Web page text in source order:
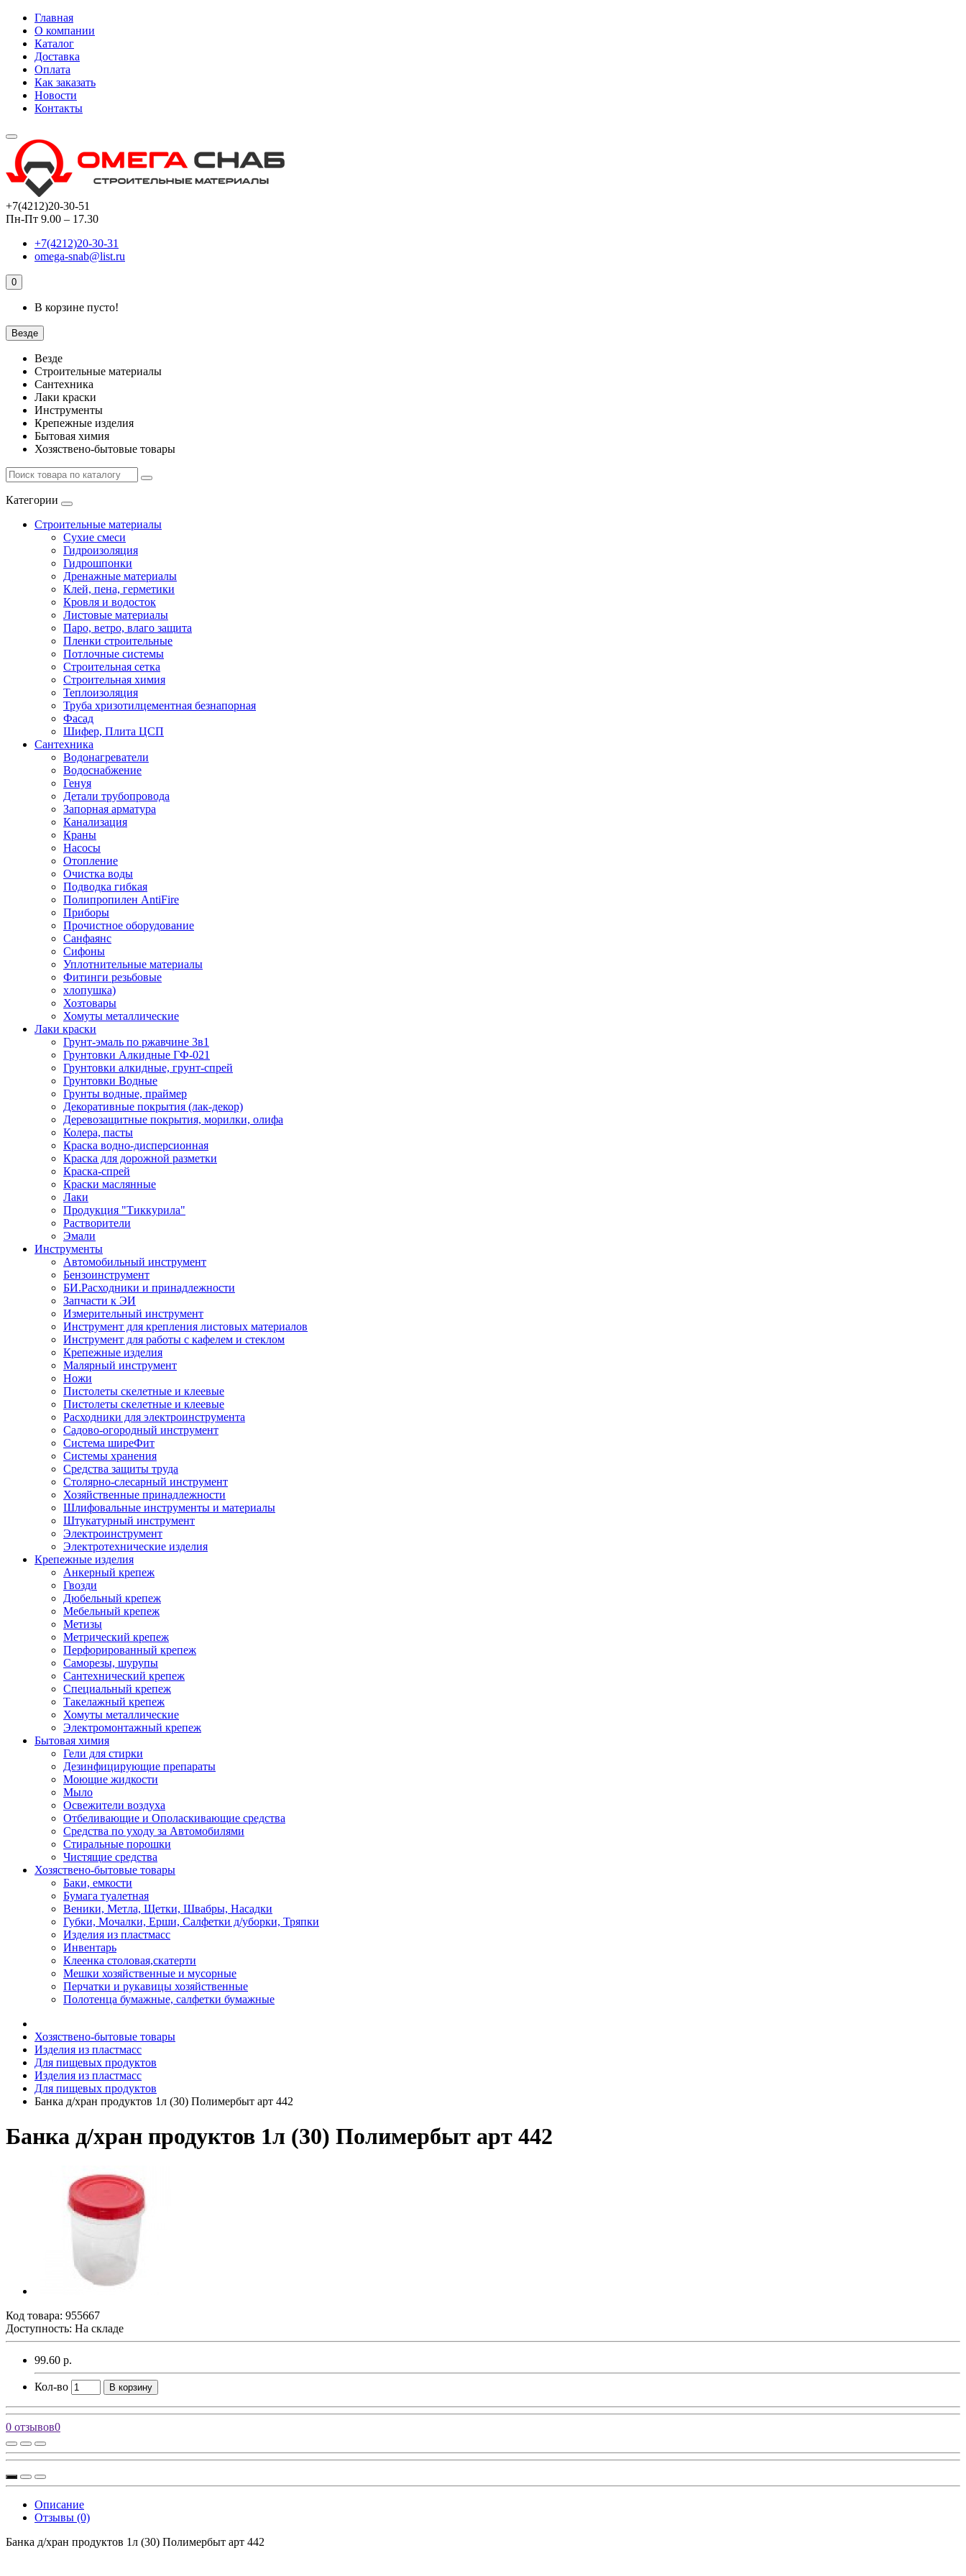
Главная
О компании
Каталог
Доставка
Оплата
Как заказать
Новости
Контакты
+7(4212)20-30-51
Пн-Пт 9.00 – 17.30
+7(4212)20-30-31
omega-snab@list.ru
0
В корзине пусто!
Везде
Везде
Строительные материалы
Сантехника
Лаки краски
Инструменты
Крепежные изделия
Бытовая химия
Хозяствено-бытовые товары
Категории
Строительные материалы
Сухие смеси
Гидроизоляция
Гидрошпонки
Дренажные материалы
Клей, пена, герметики
Кровля и водосток
Листовые материалы
Паро, ветро, влаго защита
Пленки строительные
Потлочные системы
Строительная сетка
Строительная химия
Теплоизоляция
Труба хризотилцементная безнапорная
Фасад
Шифер, Плита ЦСП
Сантехника
Водонагреватели
Водоснабжение
Генуя
Детали трубопровода
Запорная арматура
Канализация
Краны
Насосы
Отопление
Очистка воды
Подводка гибкая
Полипропилен AntiFire
Приборы
Прочистное оборудование
Санфаянс
Сифоны
Уплотнительные материалы
Фитинги резьбовые
хлопушка)
Хозтовары
Хомуты металлические
Лаки краски
Грунт-эмаль по ржавчине 3в1
Грунтовки Алкидные ГФ-021
Грунтовки алкидные, грунт-спрей
Грунтовки Водные
Грунты водные, праймер
Декоративные покрытия (лак-декор)
Деревозащитные покрытия, морилки, олифа
Колера, пасты
Краска водно-дисперсионная
Краска для дорожной разметки
Краска-спрей
Краски маслянные
Лаки
Продукция "Тиккурила"
Растворители
Эмали
Инструменты
Автомобильный инструмент
Бензоинструмент
БИ.Расходники и принадлежности
Запчасти к ЭИ
Измерительный инструмент
Инструмент для крепления листовых материалов
Инструмент для работы с кафелем и стеклом
Крепежные изделия
Малярный инструмент
Ножи
Пистолеты скелетные и клеевые
Пистолеты скелетные и клеевые
Расходники для электроинструмента
Садово-огородный инструмент
Система ширеФит
Системы хранения
Средства защиты труда
Столярно-слесарный инструмент
Хозяйственные принадлежности
Шлифовальные инструменты и материалы
Штукатурный инструмент
Электроинструмент
Электротехнические изделия
Крепежные изделия
Анкерный крепеж
Гвозди
Дюбельный крепеж
Мебельный крепеж
Метизы
Метрический крепеж
Перфорированный крепеж
Саморезы, шурупы
Сантехнический крепеж
Специальный крепеж
Такелажный крепеж
Хомуты металлические
Электромонтажный крепеж
Бытовая химия
Гели для стирки
Дезинфицирующие препараты
Моющие жидкости
Мыло
Освежители воздуха
Отбеливающие и Ополаскивающие средства
Средства по уходу за Автомобилями
Стиральные порошки
Чистящие средства
Хозяствено-бытовые товары
Баки, емкости
Бумага туалетная
Веники, Метла, Щетки, Швабры, Насадки
Губки, Мочалки, Ерши, Салфетки д/уборки, Тряпки
Изделия из пластмасс
Инвентарь
Клеенка столовая,скатерти
Мешки хозяйственные и мусорные
Перчатки и рукавицы хозяйственные
Полотенца бумажные, салфетки бумажные
Хозяствено-бытовые товары
Изделия из пластмасс
Для пищевых продуктов
Изделия из пластмасс
Для пищевых продуктов
Банка д/хран продуктов 1л (30) Полимербыт арт 442
Банка д/хран продуктов 1л (30) Полимербыт арт 442
Код товара: 955667
Доступность: На складе
99.60 р.
Кол-во В корзину
0 отзывов0
Описание
Отзывы (0)
Банка д/хран продуктов 1л (30) Полимербыт арт 442